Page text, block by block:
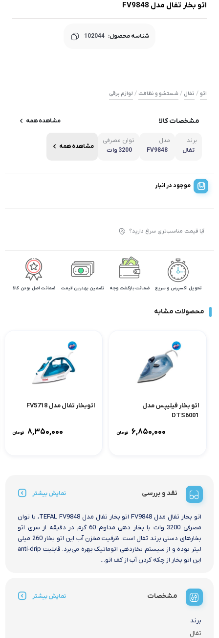
اتو بخار تفال مدل FV9848
شناسه محصول: 102044
اتو / تفال / شستشو و نظافت / لوازم برقی
مشخصات کالا مشاهده همه
برند
تفال
مدل
FV9848
توان مصرفی
3200 وات
مشاهده همه
موجود در انبار
آیا قیمت مناسب‌تری سراغ دارید؟
تحویل اکسپرس و سریع ضمانت بازگشت وجه تضمین بهترین قیمت ضمانت اصل بودن کالا
محصولات مشابه
اتو بخار فیلیپس مدل
DTS6001
۶,۸۵۰,۰۰۰ تومان
اتوبخار تفال مدل FV5718
۸,۳۵۰,۰۰۰ تومان
نقد و بررسی نمایش بیشتر
اتو بخار تفال مدل FV9848 اتو بخار تفال مدل TEFAL FV9848، با توان
مصرفی 3200 وات با بخار دهی مداوم 60 گرم در دقیقه از سری اتو
بخارهای دستی برند تفال است. ظرفیت مخزن آب این اتو بخار 260 میلی
لیتر بوده و از سیستم بخاردهی اتوماتیک بهره می‌برد. قابلیت anti-drip
این اتو بخار از چکه کردن آب از کف اتو...
مشخصات نمایش بیشتر
برند
تفال